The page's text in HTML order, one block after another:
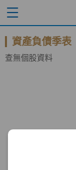
資產負債季表
查無個股資料